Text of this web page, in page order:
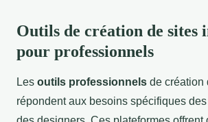
Outils de création de sites
pour professionnels
Les outils professionnels de création
répondent aux besoins spécifiques